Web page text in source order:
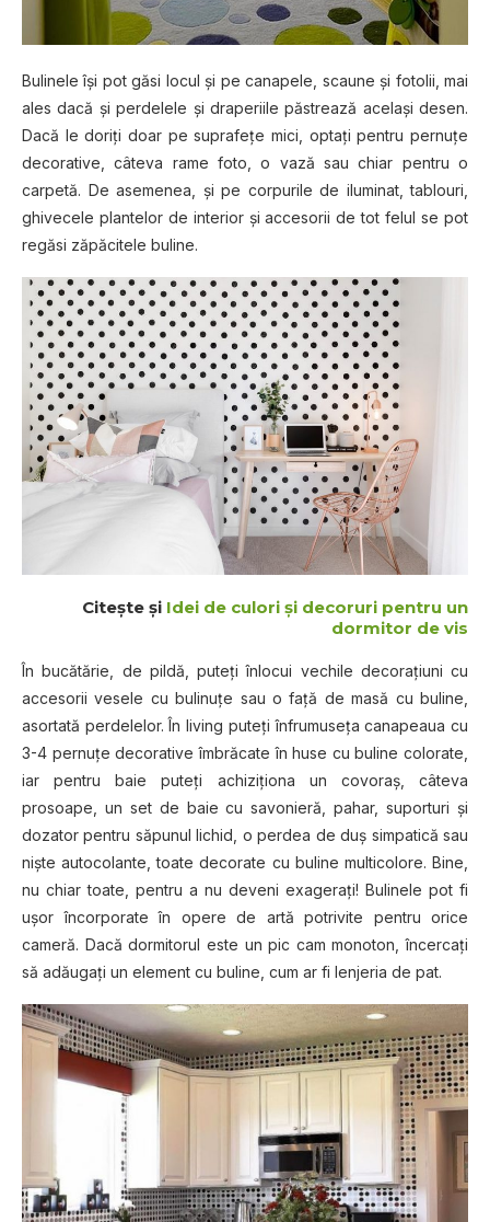
Bulinele își pot găsi locul și pe canapele, scaune și fotolii, mai
ales dacă și perdelele și draperiile păstrează același desen.
Dacă le doriți doar pe suprafețe mici, optați pentru pernuțe
decorative, câteva rame foto, o vază sau chiar pentru o
carpetă. De asemenea, și pe corpurile de iluminat, tablouri,
ghivecele plantelor de interior și accesorii de tot felul se pot
regăsi zăpăcitele buline.
Citeşte şi Idei de culori și decoruri pentru un
dormitor de vis
În bucătărie, de pildă, puteți înlocui vechile decorațiuni cu
accesorii vesele cu bulinuțe sau o față de masă cu buline,
asortată perdelelor. În living puteți înfrumuseța canapeaua cu
3-4 pernuțe decorative îmbrăcate în huse cu buline colorate,
iar pentru baie puteți achiziționa un covoraș, câteva
prosoape, un set de baie cu savonieră, pahar, suporturi și
dozator pentru săpunul lichid, o perdea de duș simpatică sau
niște autocolante, toate decorate cu buline multicolore. Bine,
nu chiar toate, pentru a nu deveni exagerați! Bulinele pot fi
ușor încorporate în opere de artă potrivite pentru orice
cameră. Dacă dormitorul este un pic cam monoton, încercați
să adăugați un element cu buline, cum ar fi lenjeria de pat.